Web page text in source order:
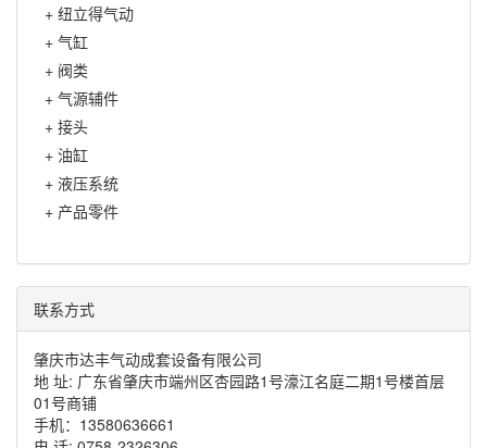
+ 纽立得气动
+ 气缸
+ 阀类
+ 气源辅件
+ 接头
+ 油缸
+ 液压系统
+ 产品零件
联系方式
肇庆市达丰气动成套设备有限公司
地 址: 广东省肇庆市端州区杏园路1号濠江名庭二期1号楼首层
01号商铺
手机：13580636661